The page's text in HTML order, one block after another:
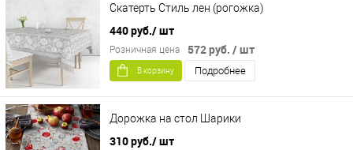
Скатерть Стиль лен (рогожка)
440 руб./ шт
572 руб. / шт
Розничная цена
В корзину Подробнее
Дорожка на стол Шарики
310 руб./ шт